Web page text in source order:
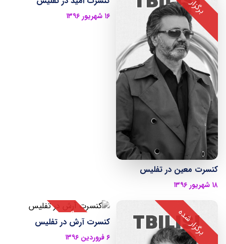
کنسرت معین در تفلیس
۱۸ شهریور ۱۳۹۶
۱۶ شهریور ۱۳۹۶
کنسرت آرش در تفلیس
۶ فروردین ۱۳۹۶